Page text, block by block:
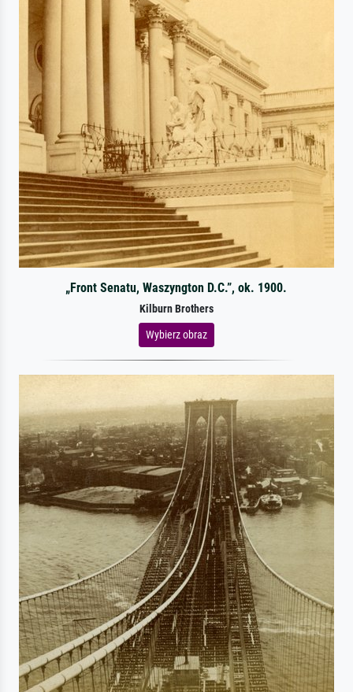
„Front Senatu, Waszyngton D.C.”, ok. 1900.
Kilburn Brothers
Wybierz obraz